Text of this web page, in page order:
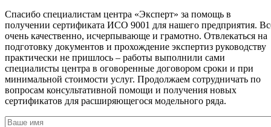
Спасибо специалистам центра «Эксперт» за помощь в
получении сертификата ИСО 9001 для нашего предприятия.
очень качественно, исчерпывающе и грамотно. Отвлекаться на
подготовку документов и прохождение экспертиз руководству
практически не пришлось – работы выполнили сами
специалисты центра в оговоренные договором сроки и при
минимальной стоимости услуг. Продолжаем сотрудничать по
вопросам консультативной помощи и получения новых
сертификатов для расширяющегося модельного ряда.